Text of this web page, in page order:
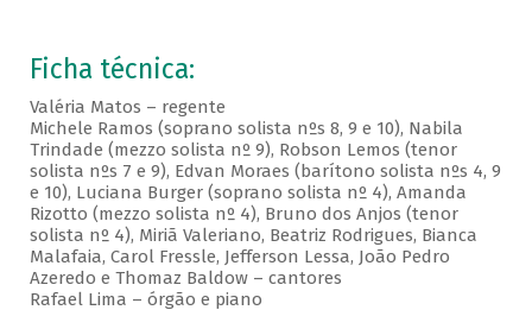
Ficha técnica:
Valéria Matos – regente
Michele Ramos (soprano solista nºs 8, 9 e 10), Nabila
Trindade (mezzo solista nº 9), Robson Lemos (tenor
solista nºs 7 e 9), Edvan Moraes (barítono solista nºs 4, 9
e 10), Luciana Burger (soprano solista nº 4), Amanda
Rizotto (mezzo solista nº 4), Bruno dos Anjos (tenor
solista nº 4), Miriã Valeriano, Beatriz Rodrigues, Bianca
Malafaia, Carol Fressle, Jefferson Lessa, João Pedro
Azeredo e Thomaz Baldow – cantores
Rafael Lima – órgão e piano